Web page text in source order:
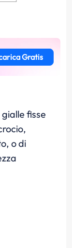
Gratis
fisse
o di